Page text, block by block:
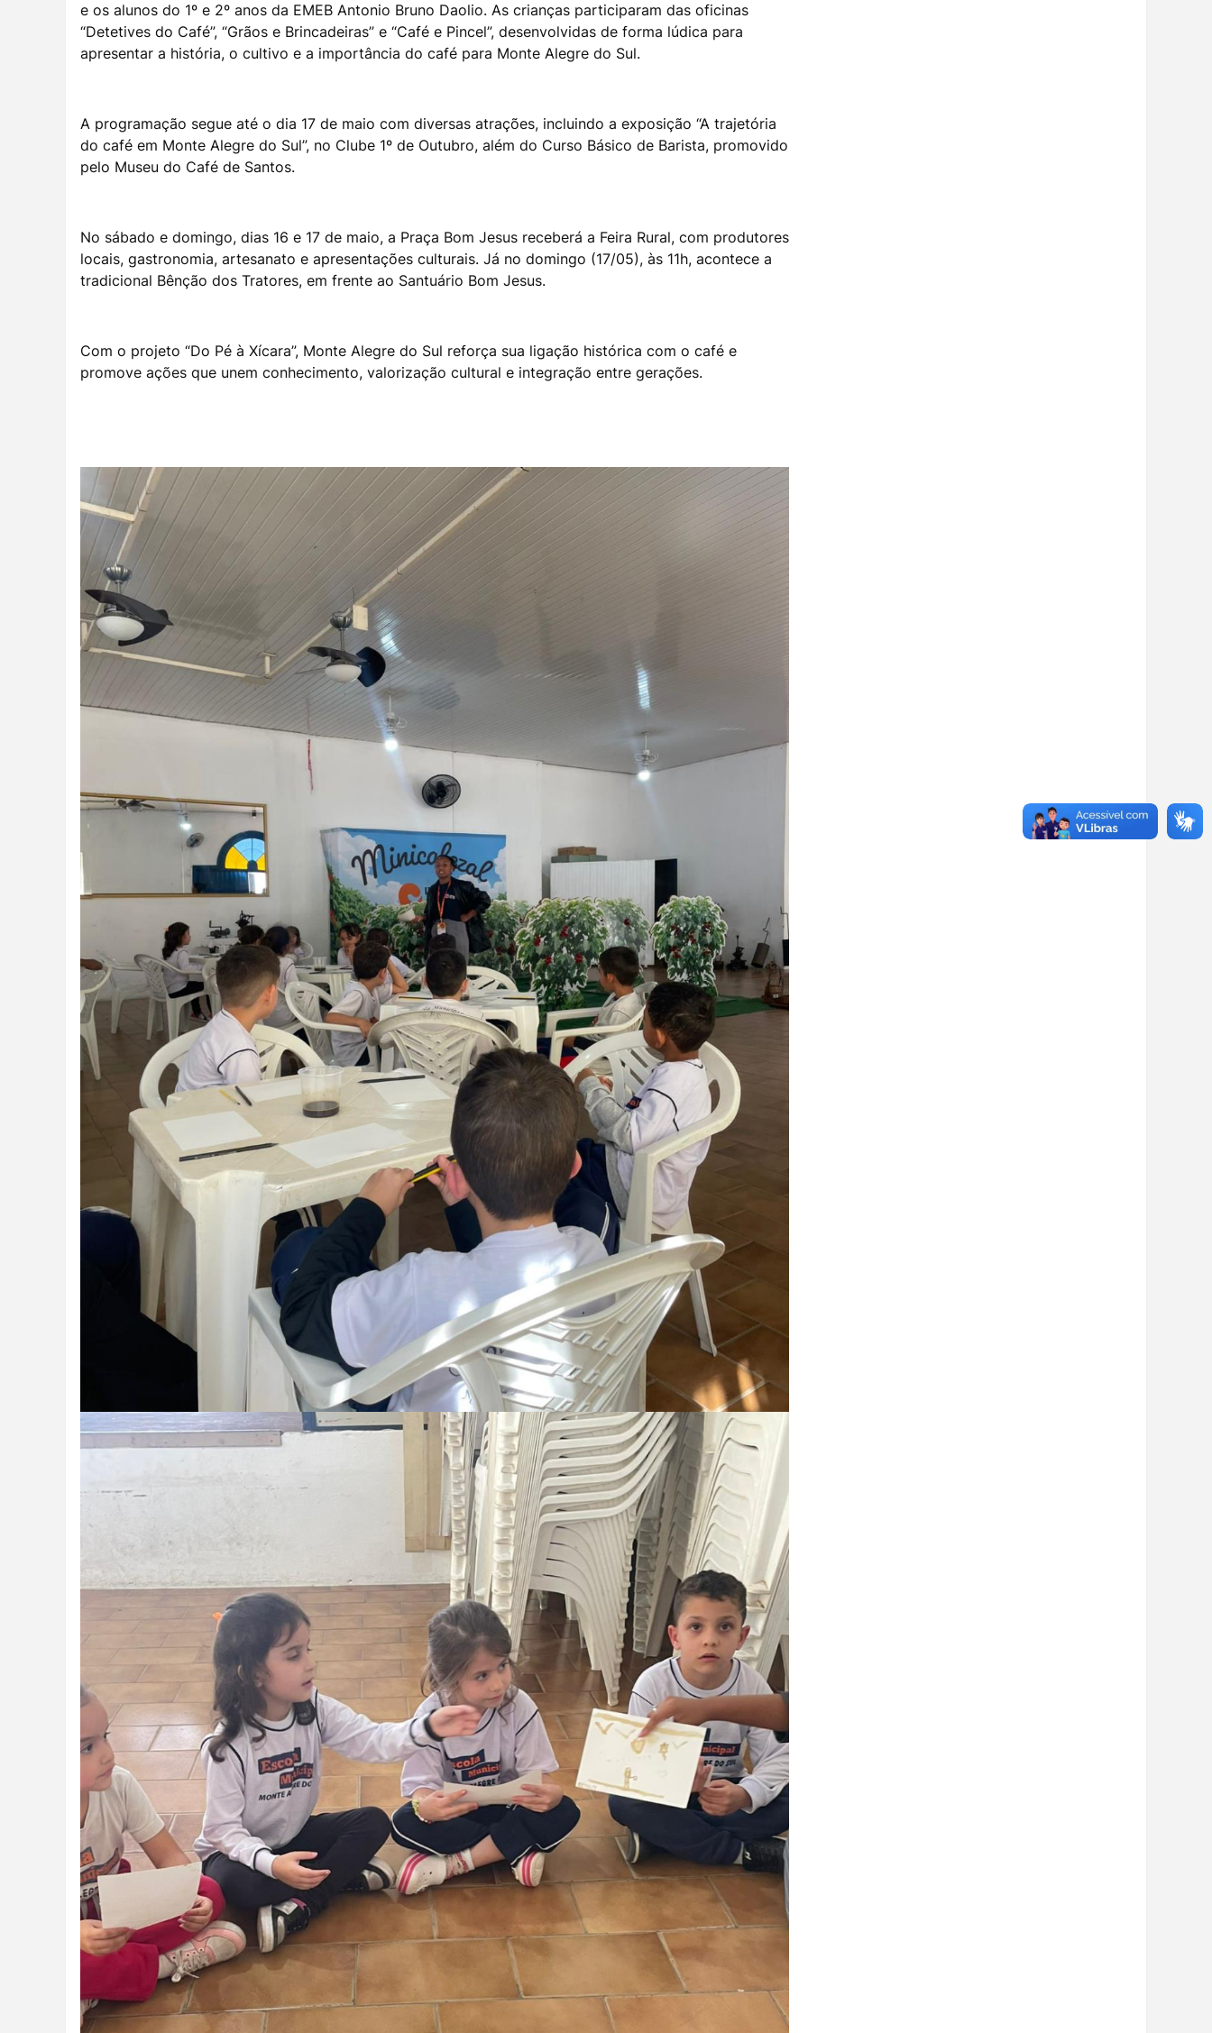
e os alunos do 1º e 2º anos da EMEB Antonio Bruno Daolio. As crianças participaram das oficinas
“Detetives do Café”, “Grãos e Brincadeiras” e “Café e Pincel”, desenvolvidas de forma lúdica para
apresentar a história, o cultivo e a importância do café para Monte Alegre do Sul.
A programação segue até o dia 17 de maio com diversas atrações, incluindo a exposição “A trajetória
do café em Monte Alegre do Sul”, no Clube 1º de Outubro, além do Curso Básico de Barista, promovido
pelo Museu do Café de Santos.
No sábado e domingo, dias 16 e 17 de maio, a Praça Bom Jesus receberá a Feira Rural, com produtores
locais, gastronomia, artesanato e apresentações culturais. Já no domingo (17/05), às 11h, acontece a
tradicional Bênção dos Tratores, em frente ao Santuário Bom Jesus.
Com o projeto “Do Pé à Xícara”, Monte Alegre do Sul reforça sua ligação histórica com o café e
promove ações que unem conhecimento, valorização cultural e integração entre gerações.